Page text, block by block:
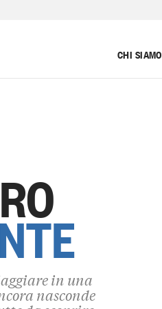
CHI SIAMO
in una
nasconde